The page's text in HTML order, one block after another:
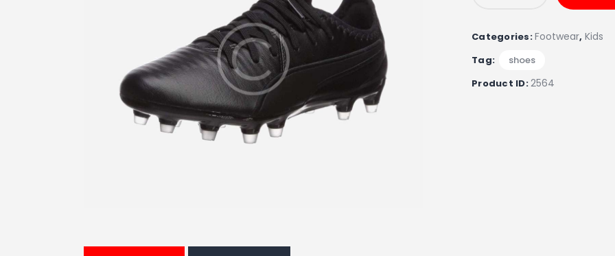
Categories:Footwear, Kids
Tag:
shoes
Product ID:2564